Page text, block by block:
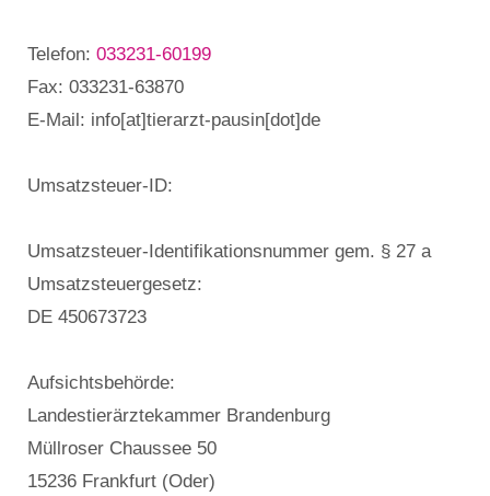
Telefon: 033231-60199
Fax: 033231-63870
E-Mail: info[at]tierarzt-pausin[dot]de
Umsatzsteuer-ID:
Umsatzsteuer-Identifikationsnummer gem. § 27 a
Umsatzsteuergesetz:
DE 450673723
Aufsichtsbehörde:
Landestierärztekammer Brandenburg
Müllroser Chaussee 50
15236 Frankfurt (Oder)